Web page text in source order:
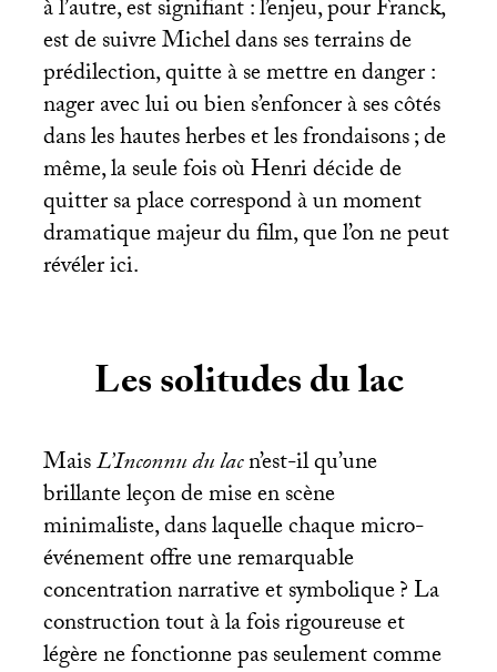
à l’autre, est signifiant : l’enjeu, pour Franck,
est de suivre Michel dans ses terrains de
prédilection, quitte à se mettre en danger :
nager avec lui ou bien s’enfoncer à ses côtés
dans les hautes herbes et les frondaisons; de
même, la seule fois où Henri décide de
quitter sa place correspond à un moment
dramatique majeur du film, que l’on ne peut
révéler ici.
Les solitudes du lac
MaisL’Inconnu du lacn’est-il qu’une
brillante leçon de mise en scène
minimaliste, dans laquelle chaque micro-
événement offre une remarquable
concentration narrative et symbolique? La
construction tout à la fois rigoureuse et
légère ne fonctionne pas seulement comme